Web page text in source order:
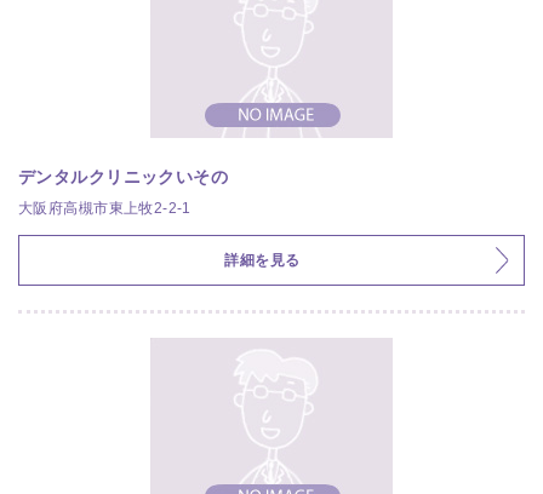
デンタルクリニックいその
大阪府高槻市東上牧2-2-1
詳細を見る